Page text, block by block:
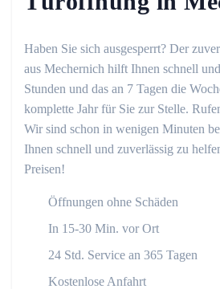
Haben Sie sich ausgesperrt? Der
aus Mechernich hilft Ihnen schnell
Stunden und das an 7 Tagen die
komplette Jahr für Sie zur Stelle.
Wir sind schon in wenigen Minuten
Ihnen schnell und zuverlässig zu
Preisen!
Öffnungen ohne Schäden
In 15-30 Min. vor Ort
24 Std. Service an 365 Tagen
Kostenlose Anfahrt